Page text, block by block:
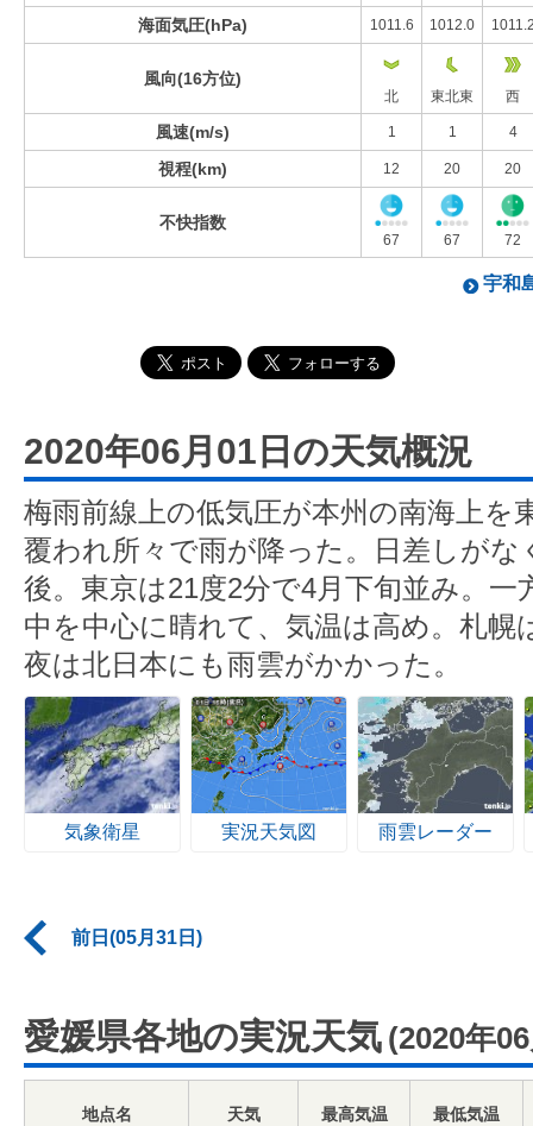
海面気圧(hPa) 1011.6 1012.0
風向(16方位)
北 東北東 西
風速(m/s) 1 1 4
視程(km) 12 20 20
不快指数
67 67 72
宇和
2020年06月01日の天気概況
梅雨前線上の低気圧が本州の南海上を
覆われ所々で雨が降った。日差しがな
後。東京は21度2分で4月下旬並み。一
中を中心に晴れて、気温は高め。札幌
夜は北日本にも雨雲がかかった。
気象衛星 実況天気図 雨雲レーダー
前日(05月31日)
愛媛県各地の実況天気 (2020年
地点名 天気 最高気温 最低気温